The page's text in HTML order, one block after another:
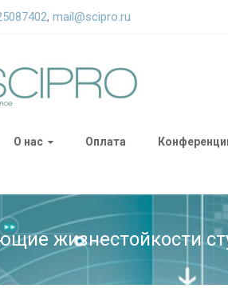
, mail@scipro.ru
О нас Оплата
жизнестойкости